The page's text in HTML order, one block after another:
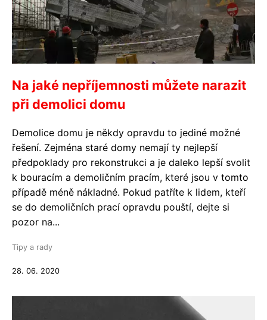
Na jaké nepříjemnosti můžete narazit
při demolici domu
Demolice domu je někdy opravdu to jediné možné
řešení. Zejména staré domy nemají ty nejlepší
předpoklady pro rekonstrukci a je daleko lepší svolit
k bouracím a demoličním pracím, které jsou v tomto
případě méně nákladné. Pokud patříte k lidem, kteří
se do demoličních prací opravdu pouští, dejte si
pozor na...
Tipy a rady
28. 06. 2020